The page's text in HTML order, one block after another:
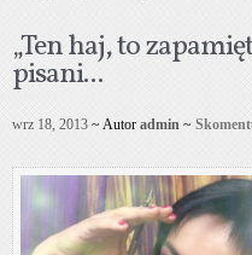
„Ten haj, to
pisani...
wrz 18, 2013 ~ Autor admin ~